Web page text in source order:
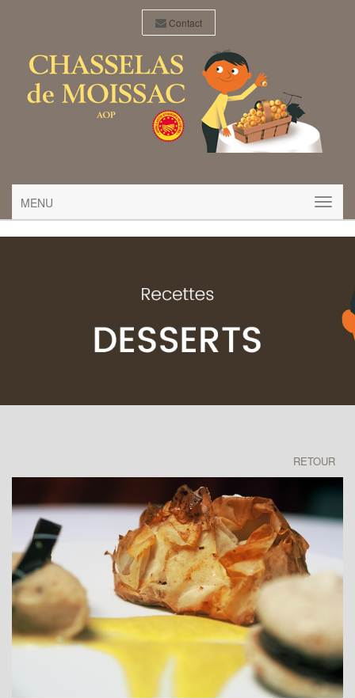
Contact
MENU
RETOUR